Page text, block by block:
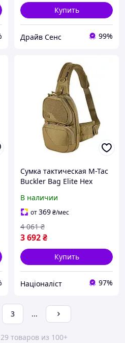
Купить
Драйв Сенс 99%
Сумка тактическая M-Tac
Buckler Bag Elite Hex
платформой и
отделением для оружия
[n-1014]
В наличии
от369₴/мес
3 692₴
4 061 ₴
Купить
Націоналіст 97%
3 ...
товаров из 100+